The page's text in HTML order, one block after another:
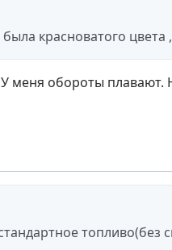
красноватого цвета
меня обороты плавают.
топливо(без